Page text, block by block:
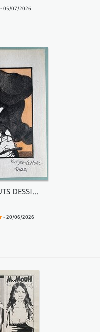
- 05/07/2026
Tardi RUE DES REBUTS DESSIN ORIGINAL COULEUR BIEN COMPLET DU TIRAGE DE LUXE
- 20/06/2026